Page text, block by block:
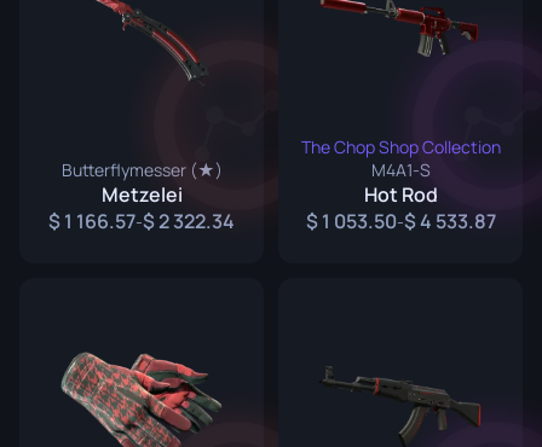
Butterflymesser (★)
Metzelei
1 166.57- 2 322.34
The Chop Shop Collection
M4A1-S
Hot Rod
1 053.50- 4 533.87